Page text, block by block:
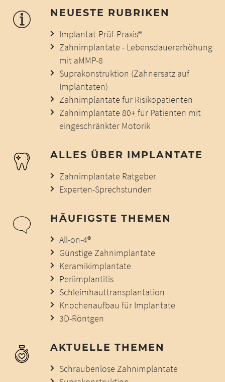
NEUESTE RUBRIKEN
Implantat-Prüf-Praxis®
Zahnimplantate - Lebensdauererhöhung
mit aMMP-8
Suprakonstruktion (Zahnersatz auf
Implantaten)
Zahnimplantate für Risikopatienten
Zahnimplantate 80+ für Patienten mit
eingeschränkter Motorik
ALLES ÜBER IMPLANTATE
Zahnimplantate Ratgeber
Experten-Sprechstunden
HÄUFIGSTE THEMEN
All-on-4®
Günstige Zahnimplantate
Keramikimplantate
Periimplantitis
Schleimhauttransplantation
Knochenaufbau für Implantate
3D-Röntgen
AKTUELLE THEMEN
Schraubenlose Zahnimplantate